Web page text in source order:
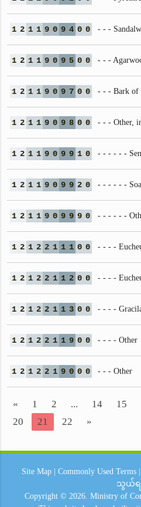
1 2 1 1 9 0 9 4 0 0 - - -
1 2 1 1 9 0 9 5 0 0 - - -
1 2 1 1 9 0 9 7 0 0 - - - Bark of
1 2 1 1 9 0 9 8 0 0 - - - Other,
1 2 1 1 9 0 9 9 1 0 - - - - - -
1 2 1 1 9 0 9 9 2 0 - - - - - -
1 2 1 1 9 0 9 9 9 0 - - - - - -
1 2 1 2 2 1 1 1 0 0 - - - -
1 2 1 2 2 1 1 2 0 0 - - - -
1 2 1 2 2 1 1 3 0 0 - - - -
1 2 1 2 2 1 1 9 0 0 - - - - Other
1 2 1 2 2 1 9 0 0 0 - - - Other
« 1 2 ... 14 15
20
21 22 »
Site Map Commonly Used Terms
သွယ်ရ
Copyright © 2026. Ministry of